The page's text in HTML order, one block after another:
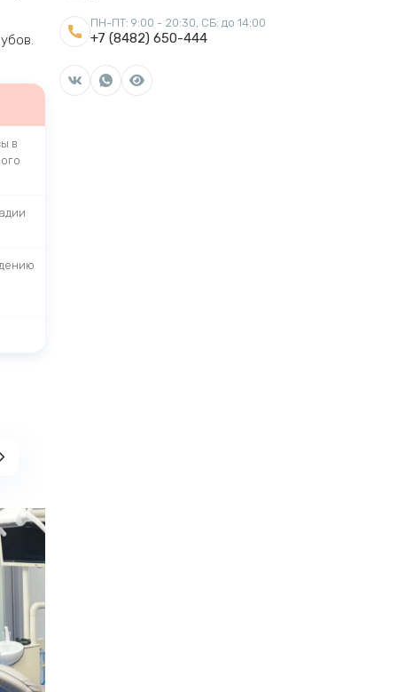
в
ПН-ПТ: 9:00 - 20:30, СБ: до 14:00
+7 (8482) 650-444